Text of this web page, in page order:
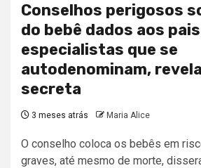
Conselhos perigosos
do bebê dados aos
especialistas que se
autodenominam,
secreta
3 meses atrás Maria Alice
O conselho coloca os bebês em
graves, até mesmo de morte,